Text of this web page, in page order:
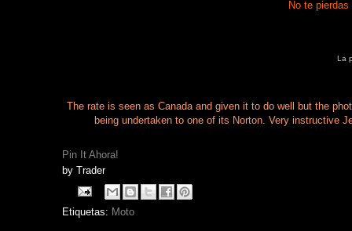
No te
La
The rate is seen as Canada and given it to do well but the
being undertaken to one of its Norton. Very instructive
Pin It Ahora!
by Trader
Etiquetas: Moto